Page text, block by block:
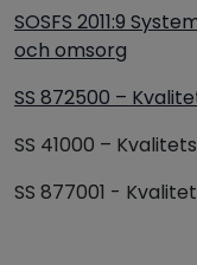
SOSFS 2011:9
och omsorg
SS 872500 –
SS 41000 –
SS 877001 -